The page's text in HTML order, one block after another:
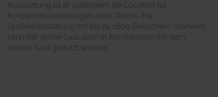
Ausstattung ist er außerdem die Location für
Konzertveranstaltungen oder Discos. Für
Großveranstaltung mit bis zu 1600 Besuchern (stehend)
kann der große Saal auch in Kombination mit dem
kleinen Saal genutzt werden.